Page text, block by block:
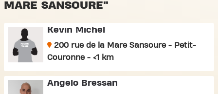
MARE SANSOURE"
Kevin Michel
200 rue de la Mare Sansoure - Petit-
Couronne - <1 km
Angelo Bressan